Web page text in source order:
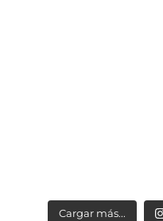
Cargar más...